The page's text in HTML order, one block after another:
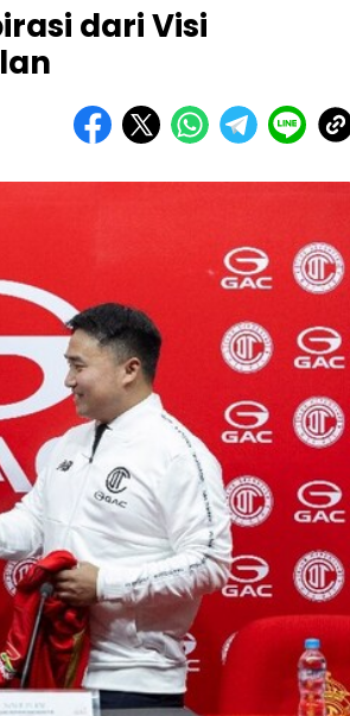
dari Visi